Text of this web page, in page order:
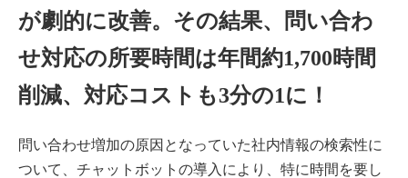
が劇的に改善。その結果、問い合わ
せ対応の所要時間は年間約1,700時間
削減、対応コストも3分の1に！
問い合わせ増加の原因となっていた社内情報の検索性に
ついて、チャットボットの導入により、特に時間を要し